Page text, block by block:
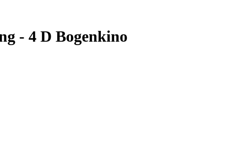
- 4 D Bogenkino